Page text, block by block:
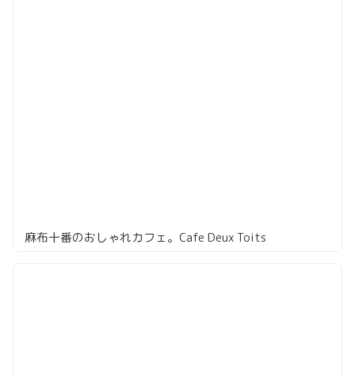
麻布十番のおしゃれカフェ。Cafe Deux Toits